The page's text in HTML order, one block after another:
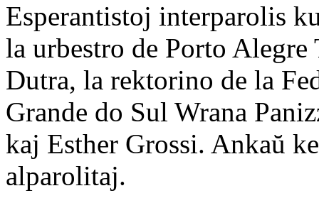
Esperantistoj interparolis
la urbestro de Porto
Dutra, la rektorino de la
Grande do Sul Wrana
kaj Esther Grossi. Ankaŭ
alparolitaj.